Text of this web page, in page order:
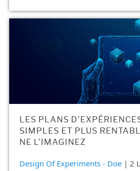
LES PLANS
SIMPLES ET PLUS
NE L’IMAGINEZ
Design Of Experiments - Doe | 2